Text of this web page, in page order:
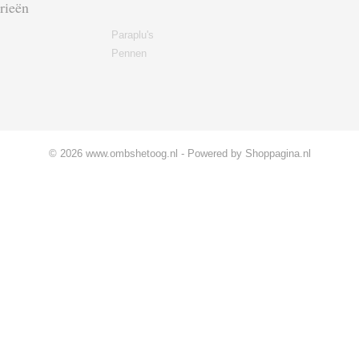
Paraplu's
Pennen
© 2026 www.ombshetoog.nl - Powered by Shoppagina.nl